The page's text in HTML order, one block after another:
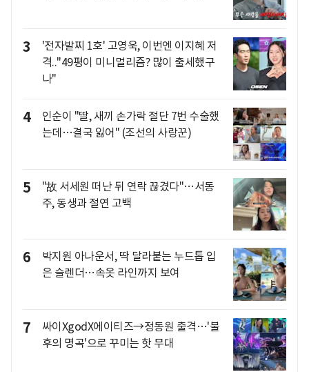
3
'전자발찌 1호' 고영욱, 이번엔 이지혜 저
격.."49평이 미니멀리즘? 많이 출세했구
나"
4
인순이 "딸, 새끼 손가락 절단 7번 수술했
는데…결국 잃어" (조선의 사랑꾼)
5
"故 서세원 떠난 뒤 연락 끊겼다"…서동
주, 동생과 절연 고백
6
박지원 아나운서, 딱 달라붙는 누드톱 입
은 슬렌더…속옷 라인까지 보여
7
싸이XgodX에이티즈→정동원 출격…'불
후의 명곡'으로 꾸미는 핫 무대